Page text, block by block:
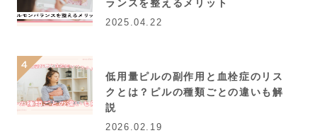
ランスを整えるメリット
2025.04.22
低用量ピルの副作用と血栓症のリス
クとは？ピルの種類ごとの違いも解
説
2026.02.19